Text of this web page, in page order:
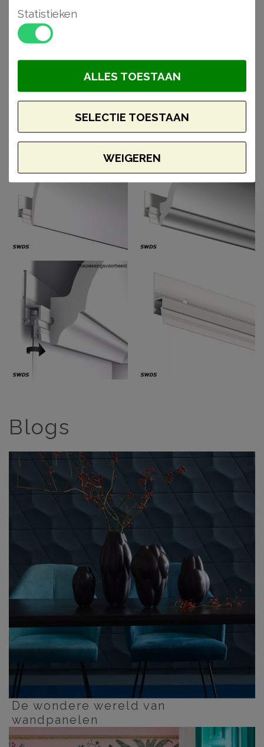
Blogs
De wondere wereld van
wandpanelen
Statistieken
WEIGEREN
SELECTIE TOESTAAN
ALLES TOESTAAN